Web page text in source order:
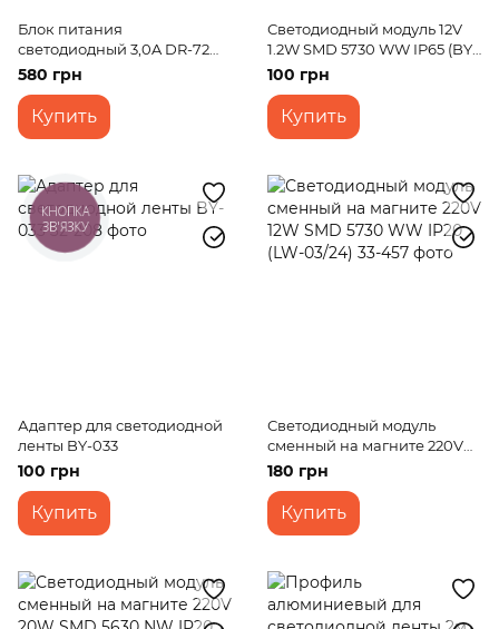
Блок питания
светодиодный 3,0A DR-72W
IP20 AC 170-264V DC 24V
580 грн
Купить
Светодиодный модуль 12V
1.2W SMD 5730 WW IP65 (BY-
018/3)
100 грн
Купить
Адаптер для светодиодной
ленты BY-033
100 грн
Купить
Светодиодный модуль
сменный на магните 220V
12W SMD 5730 WW IP20 (LW-
03/24)
180 грн
Купить
КНОПКА
ЗВ'ЯЗКУ